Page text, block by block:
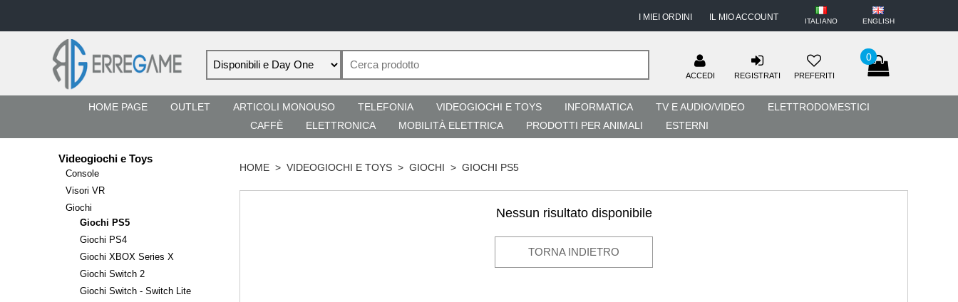
ITALIANO ENGLISH
IL MIO ACCOUNT
I MIEI ORDINI
0
PREFERITI
REGISTRATI
ACCEDI
HOME PAGE OUTLET ARTICOLI MONOUSO TELEFONIA VIDEOGIOCHI E TOYS INFORMATICA TV E AUDIO/VIDEO
ELETTRODOMESTICI
CAFFÈ
ELETTRONICA MOBILITÀ ELETTRICA PRODOTTI PER ANIMALI ESTERNI
Videogiochi e Toys
Console
Visori VR
Giochi
Giochi PS5
Giochi PS4
Giochi XBOX Series X
Giochi Switch 2
Giochi Switch - Switch Lite
HOME > VIDEOGIOCHI E TOYS > GIOCHI > GIOCHI PS5
Nessun risultato disponibile
TORNA INDIETRO